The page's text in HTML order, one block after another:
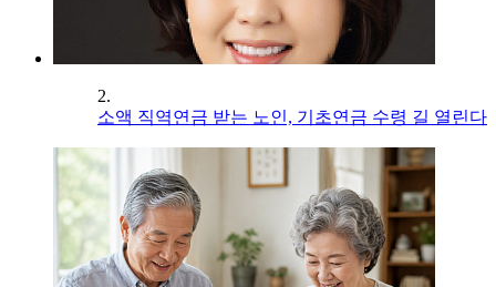
2.
소액 직역연금 받는 노인, 기초연금 수령 길 열린다